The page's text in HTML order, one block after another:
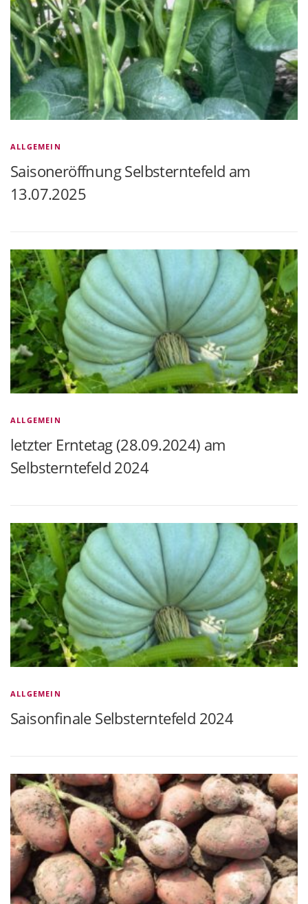
ALLGEMEIN
Saisoneröffnung Selbsterntefeld am
13.07.2025
ALLGEMEIN
letzter Erntetag (28.09.2024) am
Selbsterntefeld 2024
ALLGEMEIN
Saisonfinale Selbsterntefeld 2024